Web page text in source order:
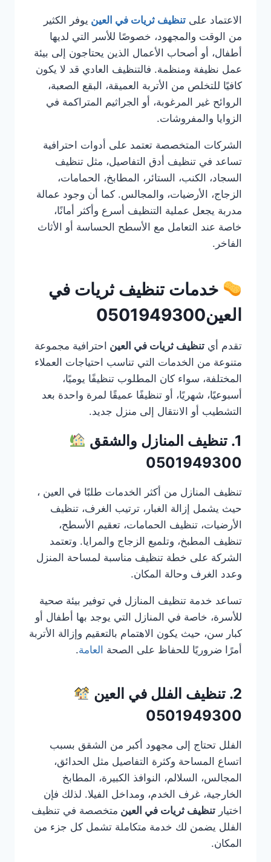
الاعتماد على تنظيف ثريات في العين يوفر الكثير
من الوقت والمجهود، خصوصًا للأسر التي لديها
أطفال، أو أصحاب الأعمال الذين يحتاجون إلى بيئة
عمل نظيفة ومنظمة. فالتنظيف العادي قد لا يكون
كافيًا للتخلص من الأتربة العميقة، البقع الصعبة،
الروائح غير المرغوبة، أو الجراثيم المتراكمة في
الزوايا والمفروشات.
الشركات المتخصصة تعتمد على أدوات احترافية
تساعد في تنظيف أدق التفاصيل، مثل تنظيف
السجاد، الكنب، الستائر، المطابخ، الحمامات،
الزجاج، الأرضيات، والمجالس. كما أن وجود عمالة
مدربة يجعل عملية التنظيف أسرع وأكثر أمانًا،
خاصة عند التعامل مع الأسطح الحساسة أو الأثاث
الفاخر.
خدمات تنظيف ثريات في
العين0501949300
تقدم أي تنظيف ثريات في العين احترافية مجموعة
متنوعة من الخدمات التي تناسب احتياجات العملاء
المختلفة، سواء كان المطلوب تنظيفًا يوميًا،
أسبوعيًا، شهريًا، أو تنظيفًا عميقًا لمرة واحدة بعد
التشطيب أو الانتقال إلى منزل جديد.
1. تنظيف المنازل والشقق
0501949300
تنظيف المنازل من أكثر الخدمات طلبًا في العين ،
حيث يشمل إزالة الغبار، ترتيب الغرف، تنظيف
الأرضيات، تنظيف الحمامات، تعقيم الأسطح،
تنظيف المطبخ، وتلميع الزجاج والمرايا. وتعتمد
الشركة على خطة تنظيف مناسبة لمساحة المنزل
وعدد الغرف وحالة المكان.
تساعد خدمة تنظيف المنازل في توفير بيئة صحية
للأسرة، خاصة في المنازل التي يوجد بها أطفال أو
كبار سن، حيث يكون الاهتمام بالتعقيم وإزالة الأتربة
أمرًا ضروريًا للحفاظ على الصحة العامة.
2. تنظيف الفلل في العين
0501949300
الفلل تحتاج إلى مجهود أكبر من الشقق بسبب
اتساع المساحة وكثرة التفاصيل مثل الحدائق،
المجالس، السلالم، النوافذ الكبيرة، المطابخ
الخارجية، غرف الخدم، ومداخل الفيلا. لذلك فإن
اختيار تنظيف ثريات في العين متخصصة في تنظيف
الفلل يضمن لك خدمة متكاملة تشمل كل جزء من
المكان.